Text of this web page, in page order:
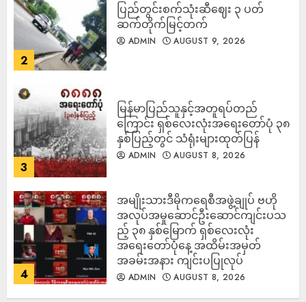
2
ပြည်တွင်းစက်သုံးဆီဈေး ၃ ပတ်
ဆက်တိုက်မြင့်တက်
ADMIN AUGUST 9, 2026
3
မြန်မာပြည်သူနှင့်အတူရပ်တည်
ကြောင်း ရှစ်လေးလုံးအရေးတော်ပုံ ၃၈
နှစ်ပြည့်တွင် သံရုံးများထုတ်ပြန်
ADMIN AUGUST 8, 2026
4
အမျိုးသားဒီမိုကရေစီအဖွဲ့ချုပ် ဗဟို
အလုပ်အမှုဆောင်ဦးဆောင်ကျင်းပသ
ည့် ၃၈ နှစ်မြောက် ရှစ်လေးလုံး
အရေးတော်ပုံနေ့ အထိမ်းအမှတ်
အခမ်းအနား ကျင်းပပြုလုပ်
ADMIN AUGUST 8, 2026